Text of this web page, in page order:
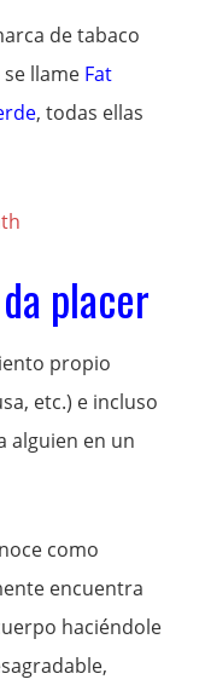
de tabaco
llame Fat
, todas ellas
placer
propio
etc.) e incluso
alguien en un
como
encuentra
haciéndole